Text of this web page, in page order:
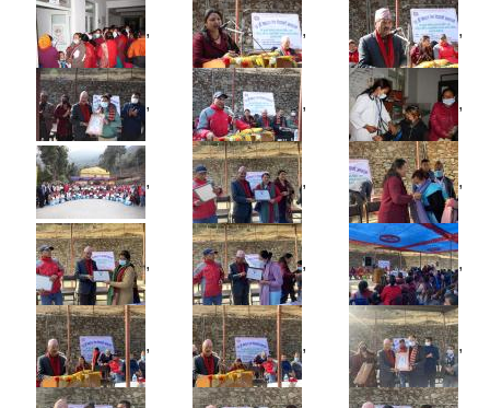
, , ,
, , ,
, , ,
, , ,
, , ,